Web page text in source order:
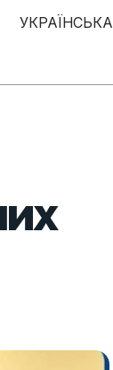
УКРАЇНСЬКА